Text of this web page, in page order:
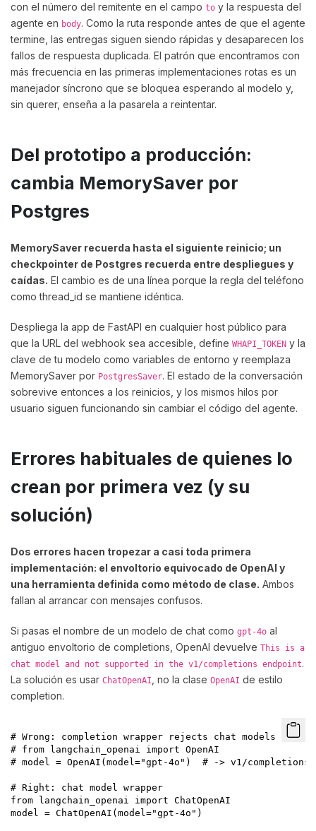
con el número del remitente en el campo to y la respuesta del
agente en body. Como la ruta responde antes de que el agente
termine, las entregas siguen siendo rápidas y desaparecen los
fallos de respuesta duplicada. El patrón que encontramos con
más frecuencia en las primeras implementaciones rotas es un
manejador síncrono que se bloquea esperando al modelo y,
sin querer, enseña a la pasarela a reintentar.
Del prototipo a producción:
cambia MemorySaver por
Postgres
MemorySaver recuerda hasta el siguiente reinicio; un
checkpointer de Postgres recuerda entre despliegues y
caídas. El cambio es de una línea porque la regla del teléfono
como thread_id se mantiene idéntica.
Despliega la app de FastAPI en cualquier host público para
que la URL del webhook sea accesible, define WHAPI_TOKEN y la
clave de tu modelo como variables de entorno y reemplaza
MemorySaver por PostgresSaver. El estado de la conversación
sobrevive entonces a los reinicios, y los mismos hilos por
usuario siguen funcionando sin cambiar el código del agente.
Errores habituales de quienes lo
crean por primera vez (y su
solución)
Dos errores hacen tropezar a casi toda primera
implementación: el envoltorio equivocado de OpenAI y
una herramienta definida como método de clase. Ambos
fallan al arrancar con mensajes confusos.
Si pasas el nombre de un modelo de chat como gpt-4o al
antiguo envoltorio de completions, OpenAI devuelve This is a
chat model and not supported in the v1/completions endpoint.
La solución es usar ChatOpenAI , no la clase OpenAI de estilo
completion.
# Wrong: completion wrapper rejects chat models
# from langchain_openai import OpenAI
# model = OpenAI(model="gpt-4o")  # -> v1/
# Right: chat model wrapper
from langchain_openai import ChatOpenAI
model = ChatOpenAI(model="gpt-4o")